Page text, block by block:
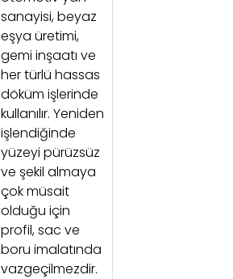
sanayisi, beyaz
eşya üretimi,
gemi inşaatı ve
her türlü hassas
döküm işlerinde
kullanılır. Yeniden
işlendiğinde
yüzeyi pürüzsüz
ve şekil almaya
çok müsait
olduğu için
profil, sac ve
boru imalatında
vazgeçilmezdir.